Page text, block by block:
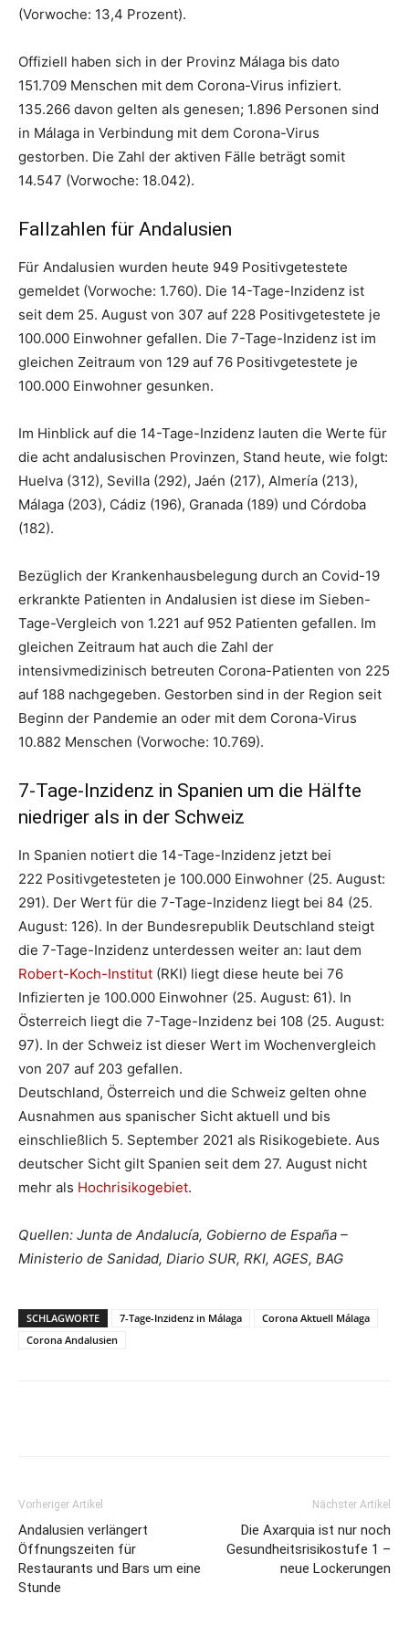
(Vorwoche: 13,4 Prozent).
Offiziell haben sich in der Provinz Málaga bis dato
151.709 Menschen mit dem Corona-Virus infiziert.
135.266 davon gelten als genesen; 1.896 Personen sind
in Málaga in Verbindung mit dem Corona-Virus
gestorben. Die Zahl der aktiven Fälle beträgt somit
14.547 (Vorwoche: 18.042).
Fallzahlen für Andalusien
Für Andalusien wurden heute 949 Positivgetestete
gemeldet (Vorwoche: 1.760). Die 14-Tage-Inzidenz ist
seit dem 25. August von 307 auf 228 Positivgetestete je
100.000 Einwohner gefallen. Die 7-Tage-Inzidenz ist im
gleichen Zeitraum von 129 auf 76 Positivgetestete je
100.000 Einwohner gesunken.
Im Hinblick auf die 14-Tage-Inzidenz lauten die Werte für
die acht andalusischen Provinzen, Stand heute, wie folgt:
Huelva (312), Sevilla (292), Jaén (217), Almería (213),
Málaga (203), Cádiz (196), Granada (189) und Córdoba
(182).
Bezüglich der Krankenhausbelegung durch an Covid-19
erkrankte Patienten in Andalusien ist diese im Sieben-
Tage-Vergleich von 1.221 auf 952 Patienten gefallen. Im
gleichen Zeitraum hat auch die Zahl der
intensivmedizinisch betreuten Corona-Patienten von 225
auf 188 nachgegeben. Gestorben sind in der Region seit
Beginn der Pandemie an oder mit dem Corona-Virus
10.882 Menschen (Vorwoche: 10.769).
7-Tage-Inzidenz in Spanien um die Hälfte
niedriger als in der Schweiz
In Spanien notiert die 14-Tage-Inzidenz jetzt bei
222 Positivgetesteten je 100.000 Einwohner (25. August:
291). Der Wert für die 7-Tage-Inzidenz liegt bei 84 (25.
August: 126). In der Bundesrepublik Deutschland steigt
die 7-Tage-Inzidenz unterdessen weiter an: laut dem
Robert-Koch-Institut (RKI) liegt diese heute bei 76
Infizierten je 100.000 Einwohner (25. August: 61). In
Österreich liegt die 7-Tage-Inzidenz bei 108 (25. August:
97). In der Schweiz ist dieser Wert im Wochenvergleich
von 207 auf 203 gefallen.
Deutschland, Österreich und die Schweiz gelten ohne
Ausnahmen aus spanischer Sicht aktuell und bis
einschließlich 5. September 2021 als Risikogebiete. Aus
deutscher Sicht gilt Spanien seit dem 27. August nicht
mehr als Hochrisikogebiet.
Quellen: Junta de Andalucía, Gobierno de España –
Ministerio de Sanidad, Diario SUR, RKI, AGES, BAG
SCHLAGWORTE 7-Tage-Inzidenz in Málaga
Corona Aktuell Málaga
Corona Andalusien
Vorheriger Artikel
Andalusien verlängert
Öffnungszeiten für
Restaurants und Bars um eine
Stunde
Nächster Artikel
Die Axarquia ist nur noch
Gesundheitsrisikostufe 1 –
neue Lockerungen